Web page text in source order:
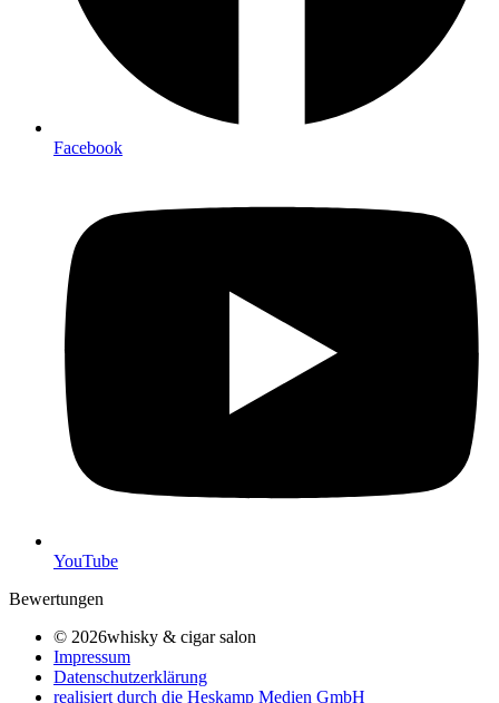
Facebook
YouTube
Bewertungen
© 2026whisky & cigar salon
Impressum
Datenschutzerklärung
realisiert durch die Heskamp Medien GmbH